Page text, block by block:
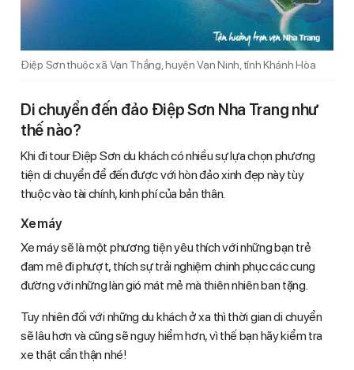
Điệp Sơn thuộc xã Vạn Thắng, huyện Vạn Ninh, tỉnh Khánh Hòa
Di chuyển đến đảo Điệp Sơn Nha Trang như
thế nào?
Khi đi tour Điệp Sơn du khách có nhiều sự lựa chọn phương
tiện di chuyển để đến được với hòn đảo xinh đẹp này tùy
thuộc vào tài chính, kinh phí của bản thân.
Xe máy
Xe máy sẽ là một phương tiện yêu thích với những bạn trẻ
đam mê đi phượt, thích sự trải nghiệm chinh phục các cung
đường với những làn gió mát mẻ mà thiên nhiên ban tặng.
Tuy nhiên đối với những du khách ở xa thì thời gian di chuyển
sẽ lâu hơn và cũng sẽ nguy hiểm hơn, vì thế bạn hãy kiểm tra
xe thật cẩn thận nhé!